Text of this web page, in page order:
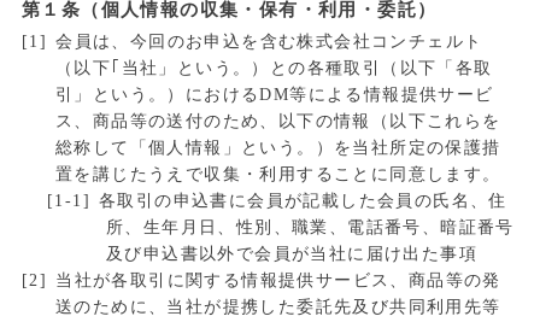
第１条（個人情報の収集・保有・利用・委託）
会員は、今回のお申込を含む株式会社コンチェルト
（以下｢当社」という。）との各種取引（以下「各取
引」という。）におけるDM等による情報提供サービ
ス、商品等の送付のため、以下の情報（以下これらを
総称して「個人情報」という。）を当社所定の保護措
置を講じたうえで収集・利用することに同意します。
各取引の申込書に会員が記載した会員の氏名、住
所、生年月日、性別、職業、電話番号、暗証番号
及び申込書以外で会員が当社に届け出た事項
当社が各取引に関する情報提供サービス、商品等の発
送のために、当社が提携した委託先及び共同利用先等